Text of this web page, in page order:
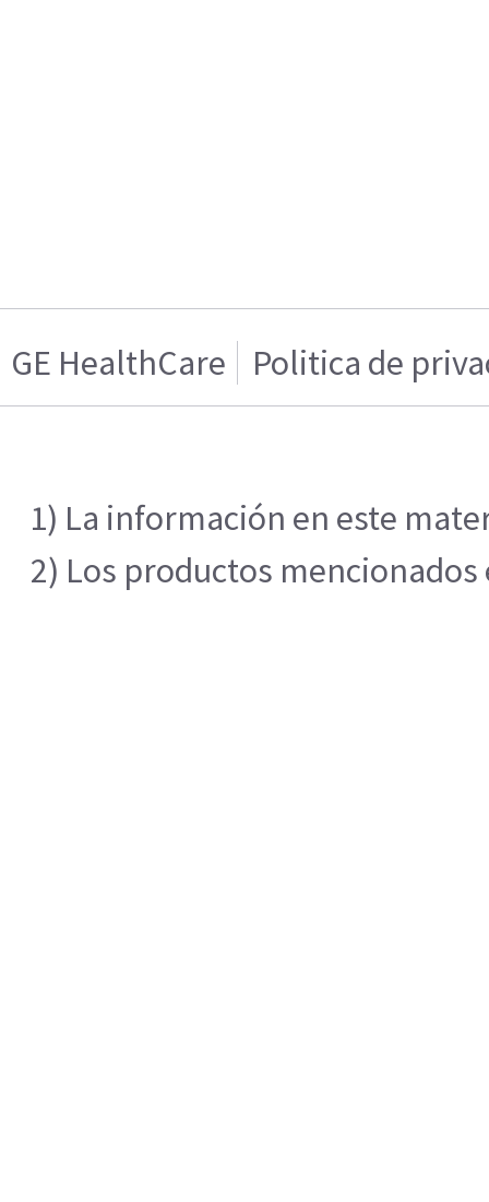
GE HealthCare Politica de
1) La información en este
2) Los productos